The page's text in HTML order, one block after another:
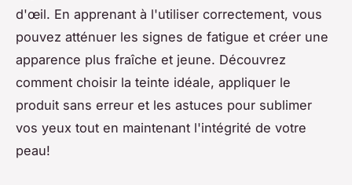
d'œil. En apprenant à l'utiliser correctement, vous
pouvez atténuer les signes de fatigue et créer une
apparence plus fraîche et jeune. Découvrez
comment choisir la teinte idéale, appliquer le
produit sans erreur et les astuces pour sublimer
vos yeux tout en maintenant l'intégrité de votre
peau!